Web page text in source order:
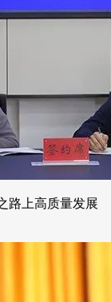
路上高质量发展